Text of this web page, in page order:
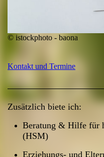
© istockphoto - baona
Kontakt und Termine
Zusätzlich biete ich:
Beratung & Hilfe für
(HSM)
Erziehungs- und